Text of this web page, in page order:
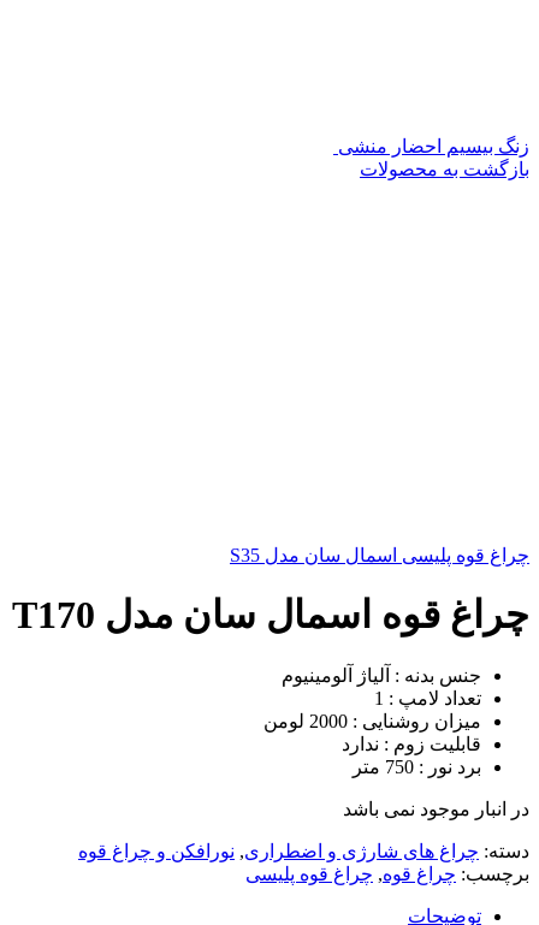
زنگ بیسیم احضار منشی
بازگشت به محصولات
چراغ قوه پلیسی اسمال سان مدل S35
چراغ قوه اسمال سان مدل T170
جنس بدنه : آلیاژ آلومینیوم
تعداد لامپ : 1
میزان روشنایی : 2000 لومن
قابلیت زوم : ندارد
برد نور : 750 متر
در انبار موجود نمی باشد
دسته: چراغ های شارژی و اضطراری, نورافکن و چراغ قوه
برچسب: چراغ قوه, چراغ قوه پلیسی
توضیحات